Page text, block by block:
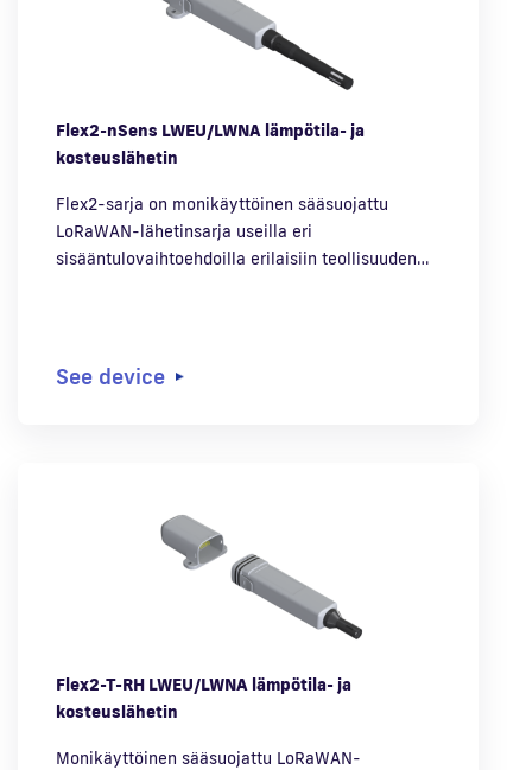
Flex2-nSens LWEU/LWNA lämpötila- ja
kosteuslähetin
Flex2-sarja on monikäyttöinen sääsuojattu
LoRaWAN-lähetinsarja useilla eri
sisääntulovaihtoehdoilla erilaisiin teollisuuden…
See device
Flex2-T-RH LWEU/LWNA lämpötila- ja
kosteuslähetin
Monikäyttöinen sääsuojattu LoRaWAN-